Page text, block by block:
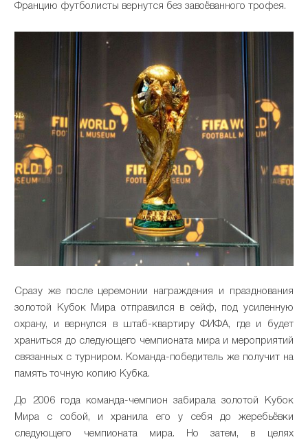
Францию футболисты вернутся без завоёванного трофея.
Сразу же после церемонии награждения и празднования
золотой Кубок Мира отправился в сейф, под усиленную
охрану, и вернулся в штаб-квартиру ФИФА, где и будет
храниться до следующего чемпионата мира и мероприятий
связанных с турниром. Команда-победитель же получит на
память точную копию Кубка.
До 2006 года команда-чемпион забирала золотой Кубок
Мира с собой, и хранила его у себя до жеребьёвки
следующего чемпионата мира. Но затем, в целях